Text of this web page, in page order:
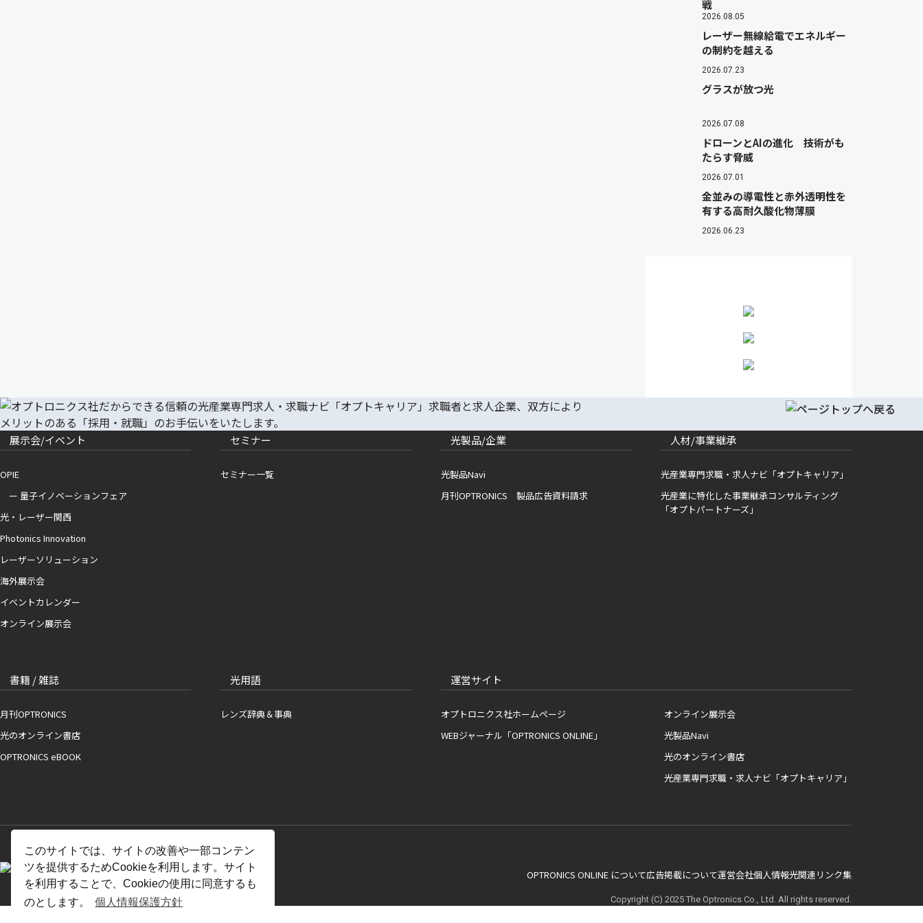
このサイトでは、サイトの改善や一部コンテン
ツを提供するためCookieを利用します。サイト
を利用することで、Cookieの使用に同意するも
のとします。
個人情報保護方針
戦
2026.08.05
レーザー無線給電でエネルギー
の制約を越える
2026.07.23
グラスが放つ光
2026.07.08
ドローンとAIの進化 技術がも
たらす脅威
2026.07.01
金並みの導電性と赤外透明性を
有する高耐久酸化物薄膜
2026.06.23
展示会/イベント
OPIE
ー 量子イノベーションフェア
光・レーザー関西
Photonics Innovation
レーザーソリューション
海外展示会
イベントカレンダー
オンライン展示会
セミナー
セミナー一覧
光製品/企業
光製品Navi
月刊OPTRONICS 製品広告資料請求
人材/事業継承
光産業専門求職・求人ナビ「オプトキャリア」
光産業に特化した事業継承コンサルティング
「オプトパートナーズ」
書籍 / 雑誌
月刊OPTRONICS
光のオンライン書店
OPTRONICS eBOOK
光用語
レンズ辞典＆事典
運営サイト
オプトロニクス社ホームページ
WEBジャーナル「OPTRONICS ONLINE」
オンライン展示会
光製品Navi
光のオンライン書店
光産業専門求職・求人ナビ「オプトキャリア」
OPTRONICS ONLINE について広告掲載について運営会社個人情報光関連リンク集
Copyright (C) 2025 The Optronics Co., Ltd. All rights reserved.